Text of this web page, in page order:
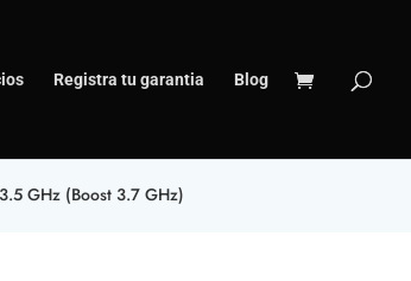
Registra tu garantia Blog
GHz (Boost 3.7 GHz)